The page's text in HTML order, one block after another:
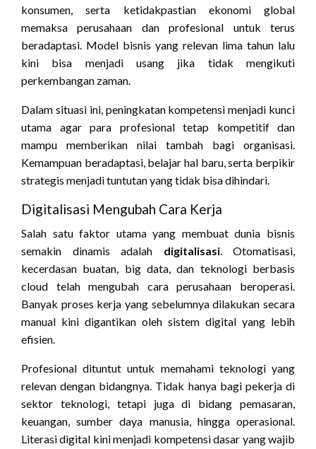
konsumen, serta ketidakpastian ekonomi global
memaksa perusahaan dan profesional untuk terus
beradaptasi. Model bisnis yang relevan lima tahun lalu
kini bisa menjadi usang jika tidak mengikuti
perkembangan zaman.
Dalam situasi ini, peningkatan kompetensi menjadi kunci
utama agar para profesional tetap kompetitif dan
mampu memberikan nilai tambah bagi organisasi.
Kemampuan beradaptasi, belajar hal baru, serta berpikir
strategis menjadi tuntutan yang tidak bisa dihindari.
Digitalisasi Mengubah Cara Kerja
Salah satu faktor utama yang membuat dunia bisnis
semakin dinamis adalah digitalisasi. Otomatisasi,
kecerdasan buatan, big data, dan teknologi berbasis
cloud telah mengubah cara perusahaan beroperasi.
Banyak proses kerja yang sebelumnya dilakukan secara
manual kini digantikan oleh sistem digital yang lebih
efisien.
Profesional dituntut untuk memahami teknologi yang
relevan dengan bidangnya. Tidak hanya bagi pekerja di
sektor teknologi, tetapi juga di bidang pemasaran,
keuangan, sumber daya manusia, hingga operasional.
Literasi digital kini menjadi kompetensi dasar yang wajib